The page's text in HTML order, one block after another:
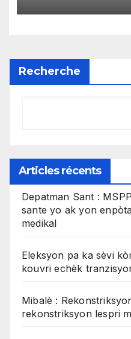
gratis
Recherche
Articles récents
Depatman Sant :
sante yo ak yon
medikal
Eleksyon pa ka sèvi
kouvri echèk
Mibalè :
rekonstriksyon lespri